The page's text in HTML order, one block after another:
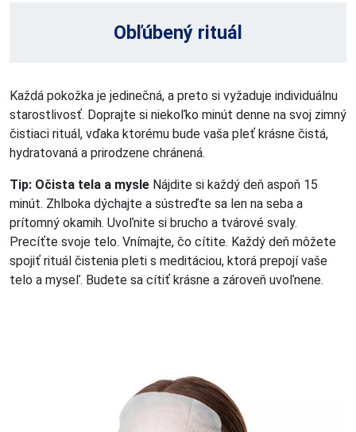
Obľúbený rituál
Každá pokožka je jedinečná, a preto si vyžaduje individuálnu
starostlivosť. Doprajte si niekoľko minút denne na svoj zimný
čistiaci rituál, vďaka ktorému bude vaša pleť krásne čistá,
hydratovaná a prirodzene chránená.
Tip: Očista tela a mysle Nájdite si každý deň aspoň 15
minút. Zhlboka dýchajte a sústreďte sa len na seba a
prítomný okamih. Uvoľnite si brucho a tvárové svaly.
Precíťte svoje telo. Vnímajte, čo cítite. Každý deň môžete
spojiť rituál čistenia pleti s meditáciou, ktorá prepojí vaše
telo a myseľ. Budete sa cítiť krásne a zároveň uvoľnene.